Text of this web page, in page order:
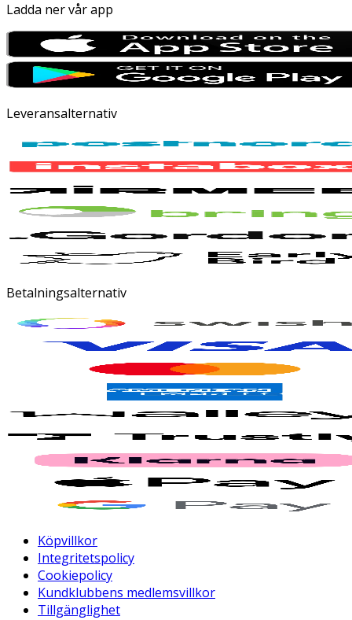
Ladda ner vår app
Leveransalternativ
Betalningsalternativ
Köpvillkor
Integritetspolicy
Cookiepolicy
Kundklubbens medlemsvillkor
Tillgänglighet